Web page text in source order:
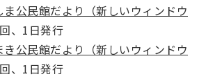
ま公民館だより（新しいウィンドウ
、1日発行
き公民館だより（新しいウィンドウ
、1日発行